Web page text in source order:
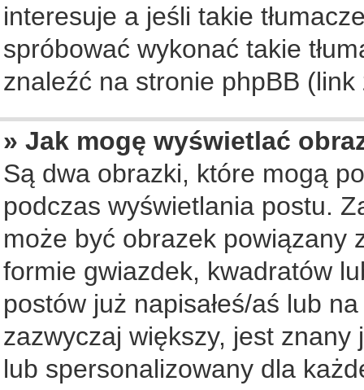
interesuje a jeśli takie
spróbować wykonać takie
znaleźć na stronie phpBB
» Jak mogę wyświetlać
Są dwa obrazki, które mogą
podczas wyświetlania postu.
może być obrazek powiązany
formie gwiazdek, kwadratów
postów już napisałeś/aś lub
zazwyczaj większy, jest
lub spersonalizowany dla